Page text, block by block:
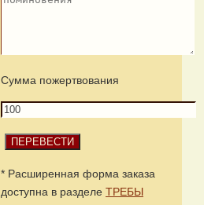
Сумма пожертвования
* Расширенная форма заказа
доступна в разделе ТРЕБЫ